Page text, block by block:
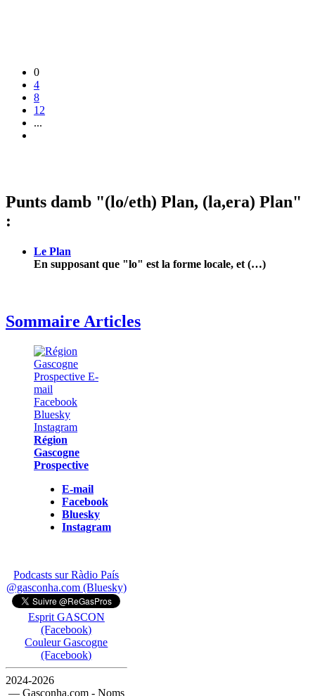
0
4
8
12
...
Punts damb "(lo/eth) Plan, (la,era) Plan"
:
Le Plan
En supposant que "lo" est la forme locale, et (…)
Sommaire Articles
Région
Gascogne
Prospective
E-mail
Facebook
Bluesky
Instagram
Podcasts sur Ràdio País
@gasconha.com (Bluesky)
Esprit GASCON
(Facebook)
Couleur Gascogne
(Facebook)
2024-2026
— Gasconha.com - Noms